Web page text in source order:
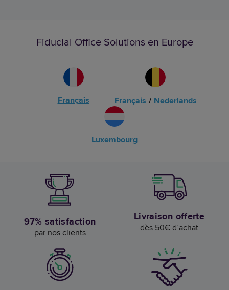
Fiducial Office Solutions en Europe
Français Français / Nederlands
Luxembourg
97% satisfaction
par nos clients
Livraison offerte
dès 50€ d’achat